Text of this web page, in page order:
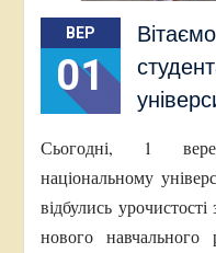
ВЕР
01
Сьогодні, 1
національному
відбулись
нового